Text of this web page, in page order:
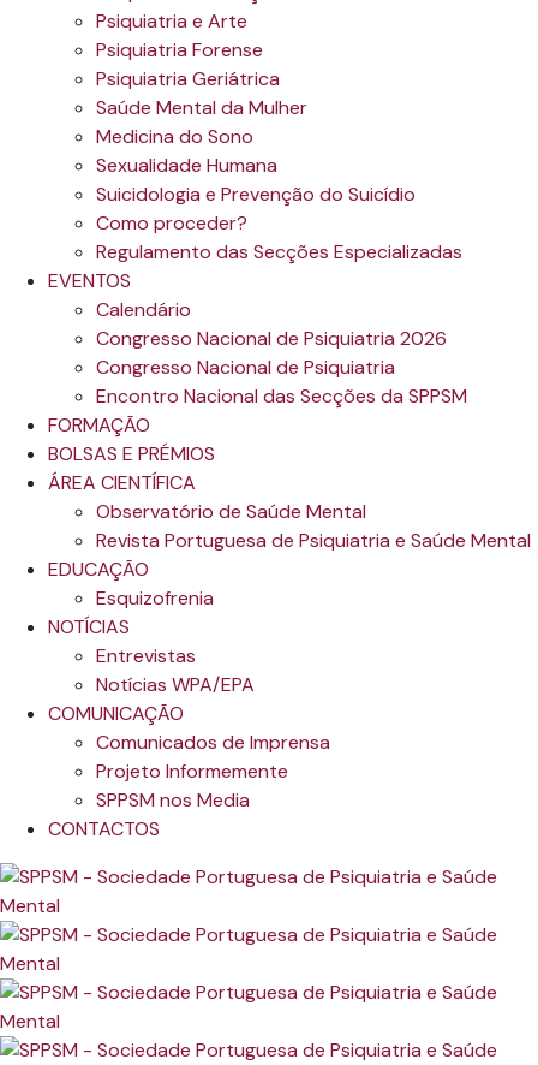
Psiquiatria e Arte
Psiquiatria Forense
Psiquiatria Geriátrica
Saúde Mental da Mulher
Medicina do Sono
Sexualidade Humana
Suicidologia e Prevenção do Suicídio
Como proceder?
Regulamento das Secções Especializadas
EVENTOS
Calendário
Congresso Nacional de Psiquiatria 2026
Congresso Nacional de Psiquiatria
Encontro Nacional das Secções da SPPSM
FORMAÇÃO
BOLSAS E PRÉMIOS
ÁREA CIENTÍFICA
Observatório de Saúde Mental
Revista Portuguesa de Psiquiatria e Saúde Mental
EDUCAÇÃO
Esquizofrenia
NOTÍCIAS
Entrevistas
Notícias WPA/EPA
COMUNICAÇÃO
Comunicados de Imprensa
Projeto Informemente
SPPSM nos Media
CONTACTOS